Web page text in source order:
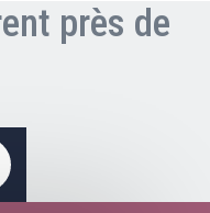
près de